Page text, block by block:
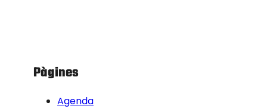
Pàgines
Agenda